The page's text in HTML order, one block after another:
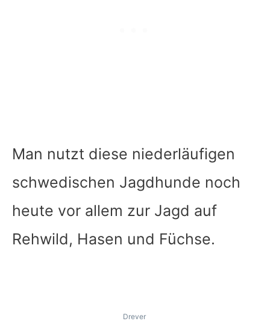
Man nutzt diese niederläufigen
schwedischen Jagdhunde noch
heute vor allem zur Jagd auf
Rehwild, Hasen und Füchse.
Drever